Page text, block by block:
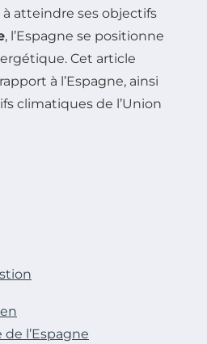
atteindre ses objectifs
, l’Espagne se positionne
Cet article
à l’Espagne, ainsi
climatiques de l’Union
l’Espagne